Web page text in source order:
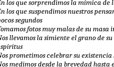
los que sorprendimos la mímica de
los que suspendimos nuestros
segundos
fotos muy malas de su masa
llevamos la simiente el grano de
prometimos celebrar su existencia
medimos desde la brevedad